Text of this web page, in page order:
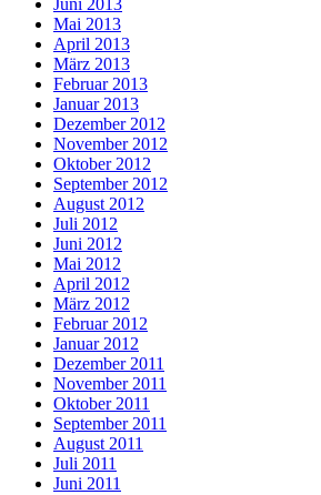
Mai 2013
April 2013
März 2013
Februar 2013
Januar 2013
Dezember 2012
November 2012
Oktober 2012
September 2012
August 2012
Juli 2012
Juni 2012
Mai 2012
April 2012
März 2012
Februar 2012
Januar 2012
Dezember 2011
November 2011
Oktober 2011
September 2011
August 2011
Juli 2011
Juni 2011